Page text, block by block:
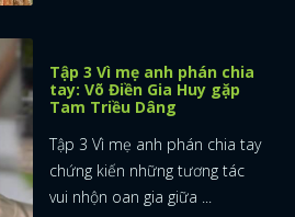
Tập 3 Vì mẹ anh phán chia
tay: Võ Điền Gia Huy gặp
Tam Triều Dâng
Tập 3 Vì mẹ anh phán chia tay
chứng kiến những tương tác
vui nhộn oan gia giữa ...